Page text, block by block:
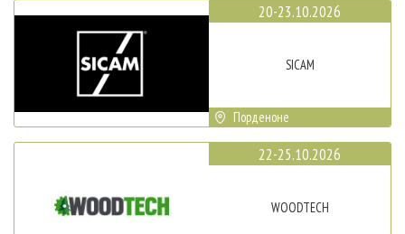
20-23.10.2026
SICAM
Порденоне
22-25.10.2026
WOODTECH